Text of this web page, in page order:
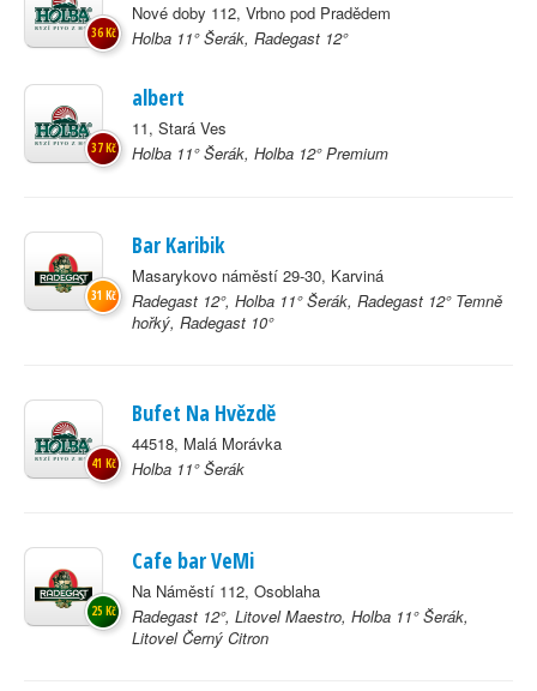
Nové doby 112, Vrbno pod Pradědem
Holba 11° Šerák, Radegast 12°
36 Kč
albert
11, Stará Ves
Holba 11° Šerák, Holba 12° Premium
37 Kč
Bar Karibik
Masarykovo náměstí 29-30, Karviná
Radegast 12°, Holba 11° Šerák, Radegast 12° Temně
hořký, Radegast 10°
31 Kč
Bufet Na Hvězdě
44518, Malá Morávka
Holba 11° Šerák
41 Kč
Cafe bar VeMi
Na Náměstí 112, Osoblaha
Radegast 12°, Litovel Maestro, Holba 11° Šerák,
Litovel Černý Citron
25 Kč